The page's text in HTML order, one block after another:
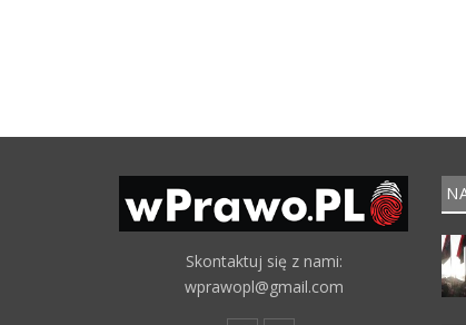
Skontaktuj się z nami:
wprawopl@gmail.com